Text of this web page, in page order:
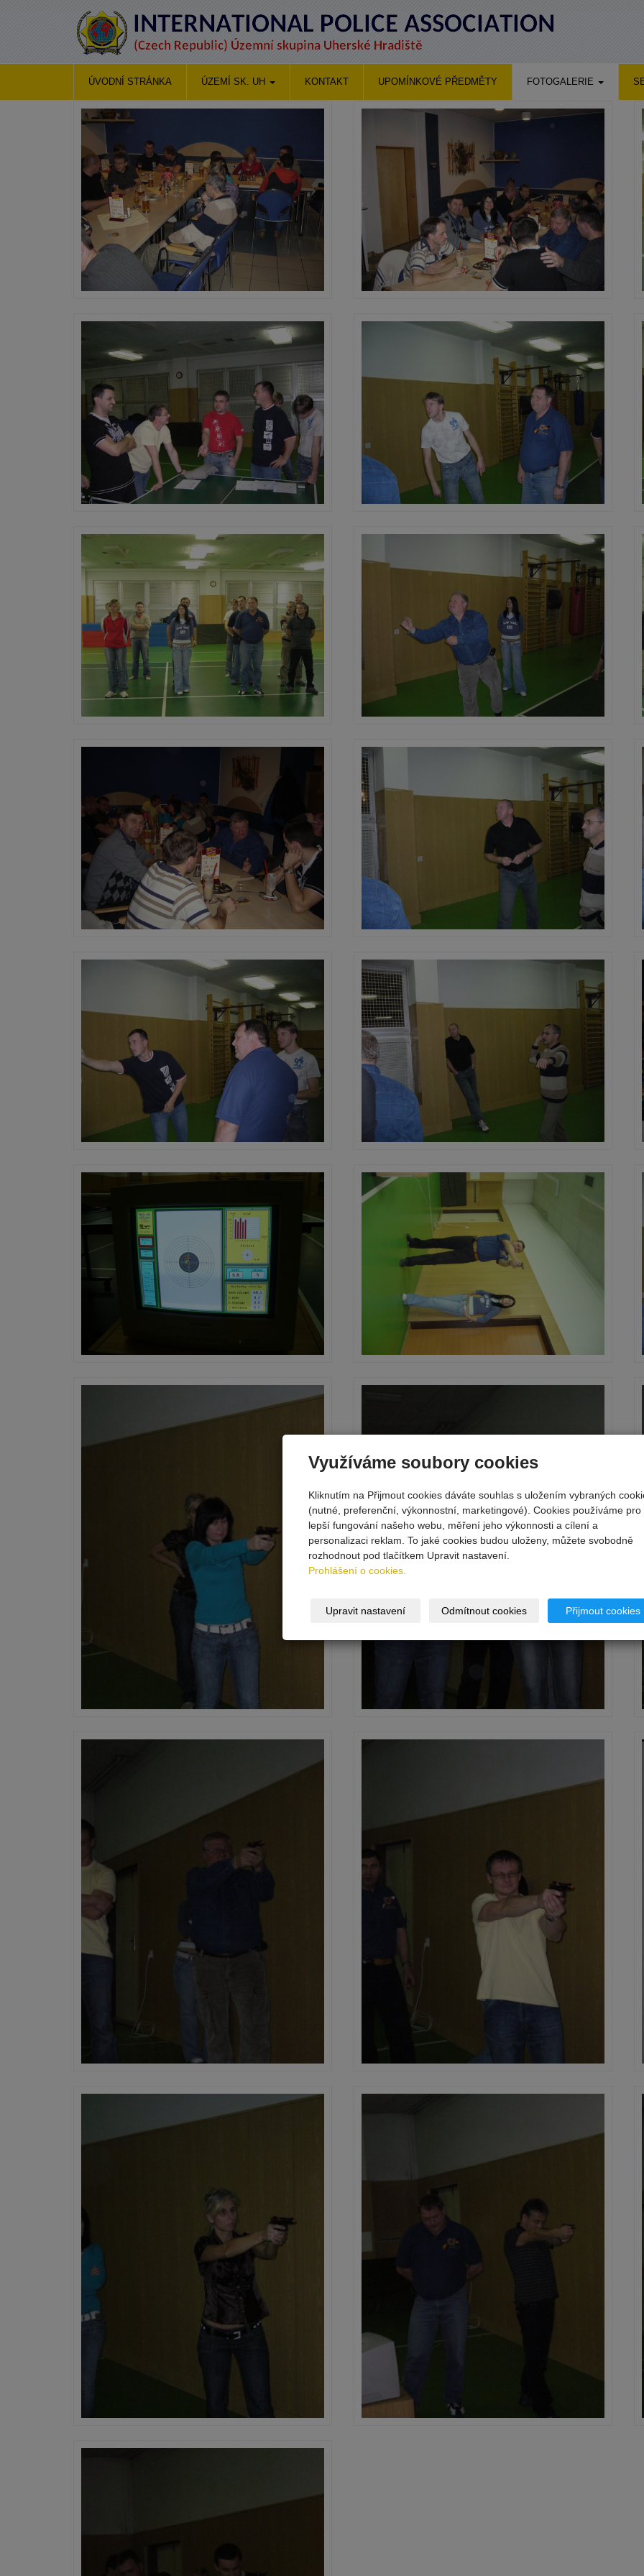
ÚVODNÍ STRÁNKA ÚZEMÍ SK. UH KONTAKT UPOMÍNKOVÉ PŘEDMĚTY FOTOGALERIE
Využíváme soubory cookies
Kliknutím na Přijmout cookies dáváte souhlas s uložením vybraných
(nutné, preferenční, výkonnostní, marketingové). Cookies používáme pro
lepší fungování našeho webu, měření jeho výkonnosti a cílení a
personalizaci reklam. To jaké cookies budou uloženy, můžete svobodně
rozhodnout pod tlačítkem Upravit nastavení.
Prohlášení o cookies.
Upravit nastavení Odmítnout cookies Přijmout cookies